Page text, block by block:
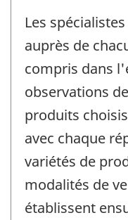
Les
auprès de
compris dans
observations
produits
avec chaque
variétés de
modalités de
établissent